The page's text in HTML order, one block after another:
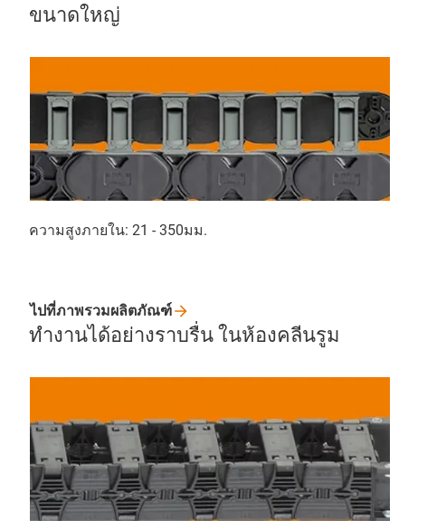
ขนาดใหญ่
ความสูงภายใน: 21 - 350มม.
ทำงานได้อย่างราบรื่น ในห้องคลีนรูม
ไปที่ภาพรวมผลิตภัณฑ์